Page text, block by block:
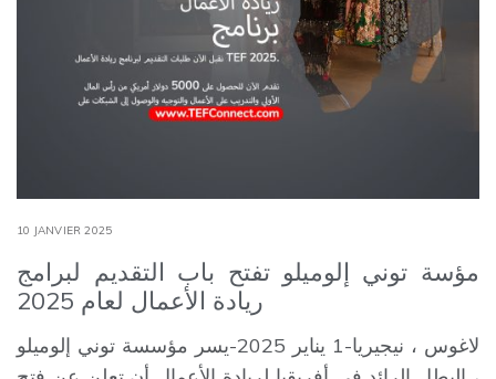
10 JANVIER 2025
مؤسة توني إلوميلو تفتح باب التقديم لبرامج
لاغوس ، نيجيريا-1 يناير 2025-يسر مؤسسة توني إلوميلو